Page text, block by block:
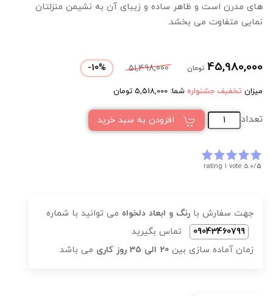
های مدرن است و ظاهر ساده و زیبای آن به نشیمن منزلتان
نمایی متفاوت می بخشد.
45,980,000 تومان 51,498,000
10%
-
میزان تخفیف جشنواره شما: 5,518,000 تومان
تعداد افزودن به سبد خرید
5.0/5
rating 1 vote
جهت سفارش با رنگ و ابعاد دلخواه می توانید با شماره
09043460799
تماس بگیرید
زمان آماده سازی بین 20 الی 35 روز کاری می باشد